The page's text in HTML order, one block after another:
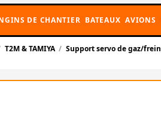
DE CHANTIER BATEAUX AVIONS
T2M & TAMIYA Support servo de gaz/frein